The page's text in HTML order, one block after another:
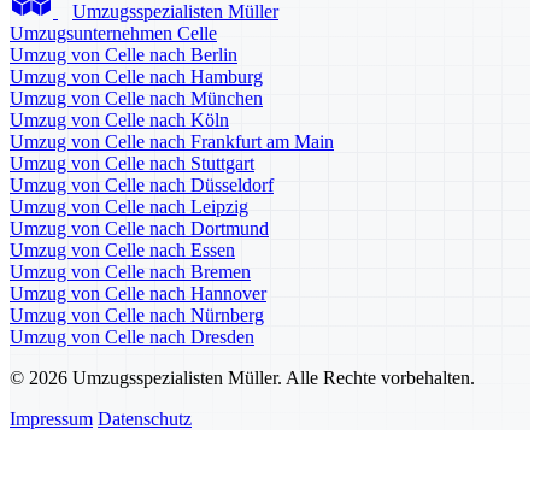
Umzugsspezialisten Müller
Umzugsunternehmen Celle
Umzug von Celle nach Berlin
Umzug von Celle nach Hamburg
Umzug von Celle nach München
Umzug von Celle nach Köln
Umzug von Celle nach Frankfurt am Main
Umzug von Celle nach Stuttgart
Umzug von Celle nach Düsseldorf
Umzug von Celle nach Leipzig
Umzug von Celle nach Dortmund
Umzug von Celle nach Essen
Umzug von Celle nach Bremen
Umzug von Celle nach Hannover
Umzug von Celle nach Nürnberg
Umzug von Celle nach Dresden
© 2026 Umzugsspezialisten Müller. Alle Rechte vorbehalten.
Impressum Datenschutz